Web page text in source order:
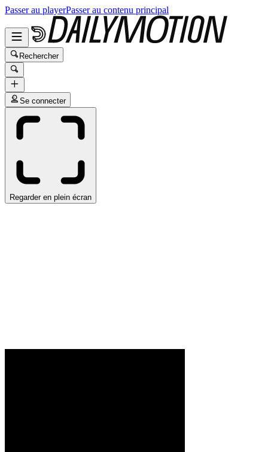
Passer au playerPasser au contenu principal
Rechercher
Se connecter
Regarder en plein écran